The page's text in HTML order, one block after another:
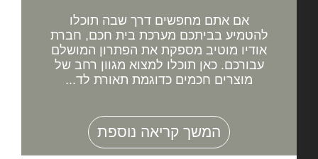
אם אתם מחפשים דרך שבה תוכלו
להטמיע בביתכם מערכת בית חכם, חברת
אודיו מוטיב מספקת את הפתרון המושלם
עבורכם. כאן תוכלו למצוא מגוון רחב של
מוצרים חכמים כדוגמת תאורת לד...
המשך קריאה נוספת